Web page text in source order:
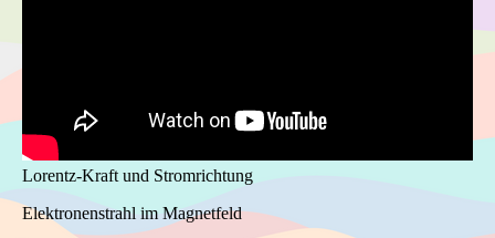
Lorentz-Kraft und Stromrichtung
Elektronenstrahl im Magnetfeld